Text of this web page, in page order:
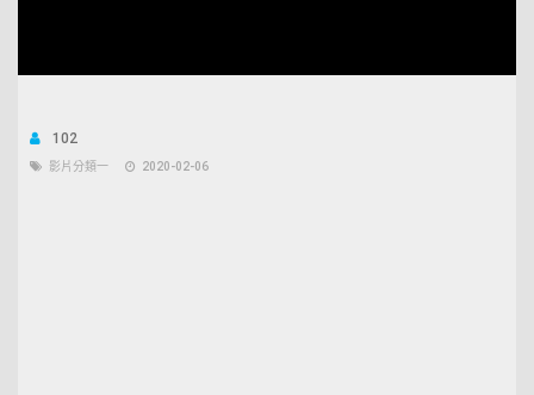
102
影片分類一 2020-02-06